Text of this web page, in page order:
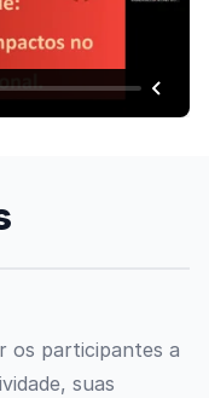
os participantes a
suas